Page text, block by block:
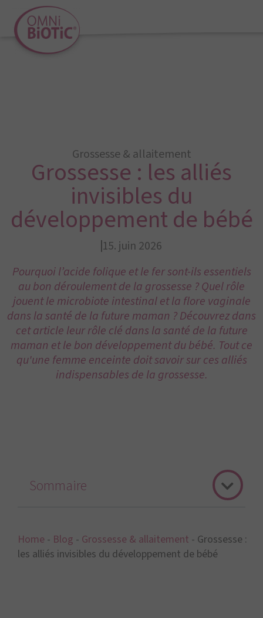
Grossesse & allaitement
Grossesse : les alliés
invisibles du
développement de bébé
15. juin 2026
Pourquoi l’acide folique et le fer sont-ils essentiels
au bon déroulement de la grossesse ? Quel rôle
jouent le microbiote intestinal et la flore vaginale
dans la santé de la future maman ? Découvrez dans
cet article leur rôle clé dans la santé de la future
maman et le bon développement du bébé. Tout ce
qu'une femme enceinte doit savoir sur ces alliés
indispensables de la grossesse.
Home - Blog - Grossesse & allaitement - Grossesse :
les alliés invisibles du développement de bébé
Sommaire